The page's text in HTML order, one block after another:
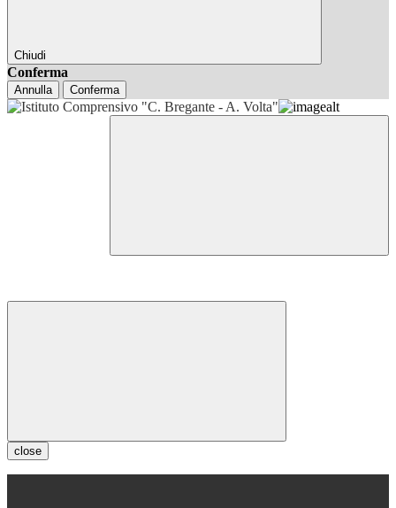
Chiudi
Conferma
Annulla Conferma
close